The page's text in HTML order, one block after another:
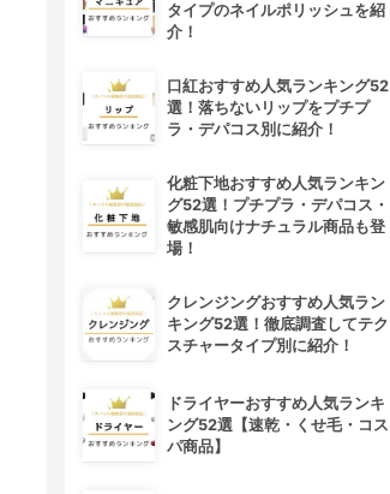
タイプのネイルポリッシュを紹
介！
口紅おすすめ人気ランキング52
選！落ちないリップをプチプ
ラ・デパコス別に紹介！
化粧下地おすすめ人気ランキン
グ52選！プチプラ・デパコス・
敏感肌向けナチュラル商品も登
場！
クレンジングおすすめ人気ラン
キング52選！徹底調査してテク
スチャータイプ別に紹介！
ドライヤーおすすめ人気ランキ
ング52選【速乾・くせ毛・コス
パ商品】